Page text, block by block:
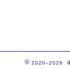
2020–2026 串